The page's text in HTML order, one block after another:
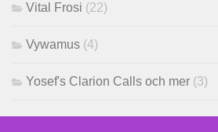
Vital Frosi (22)
Vywamus (4)
Yosef's Clarion Calls och mer (3)